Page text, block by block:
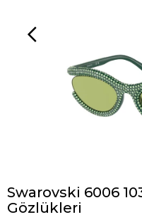
Swarovski 6006
Gözlükleri